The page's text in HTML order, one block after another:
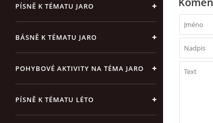
PÍSNĚ K TÉMATU JARO
BÁSNĚ K TÉMATU JARO
POHYBOVÉ AKTIVITY NA TÉMA JARO
PÍSNĚ K TÉMATU LÉTO